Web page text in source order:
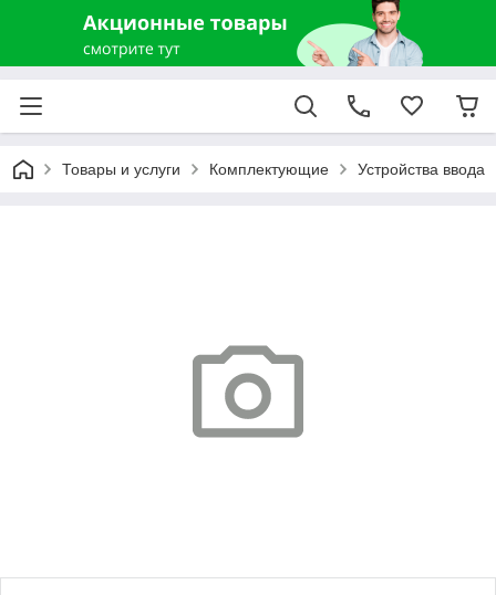
Товары и услуги Комплектующие Устройства ввода